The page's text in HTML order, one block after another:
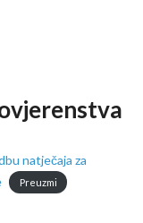
natječaja za
Preuzmi